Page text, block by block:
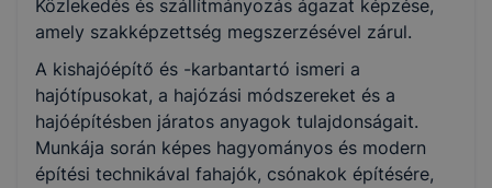
KKK/PTT
PTT letöltése (pdf)
Okleveles technikusképzés
Nem
Közlekedés és szállítmányozás ágazat képzése,
amely szakképzettség megszerzésével zárul.
A kishajóépítő és -karbantartó ismeri a
hajótípusokat, a hajózási módszereket és a
hajóépítésben járatos anyagok tulajdonságait.
Munkája során képes hagyományos és modern
építési technikával fahajók, csónakok építésére,